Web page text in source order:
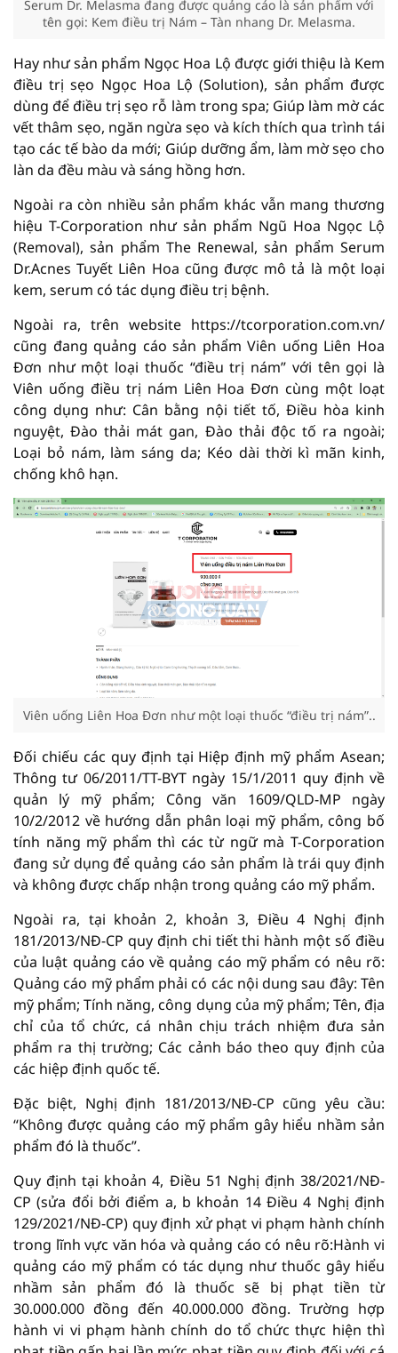
Serum Dr. Melasma đang được quảng cáo là sản phẩm với
tên gọi: Kem điều trị Nám – Tàn nhang Dr. Melasma.
Hay như sản phẩm Ngọc Hoa Lộ được giới thiệu là Kem
điều trị sẹo Ngọc Hoa Lộ (Solution), sản phẩm được
dùng để điều trị sẹo rỗ làm trong spa; Giúp làm mờ các
vết thâm sẹo, ngăn ngừa sẹo và kích thích qua trình tái
tạo các tế bào da mới; Giúp dưỡng ẩm, làm mờ sẹo cho
làn da đều màu và sáng hồng hơn.
Ngoài ra còn nhiều sản phẩm khác vẫn mang thương
hiệu T-Corporation như sản phẩm Ngũ Hoa Ngọc Lộ
(Removal), sản phẩm The Renewal, sản phẩm Serum
Dr.Acnes Tuyết Liên Hoa cũng được mô tả là một loại
kem, serum có tác dụng điều trị bệnh.
Ngoài ra, trên website https://tcorporation.com.vn/
cũng đang quảng cáo sản phẩm Viên uống Liên Hoa
Đơn như một loại thuốc “điều trị nám” với tên gọi là
Viên uống điều trị nám Liên Hoa Đơn cùng một loạt
công dụng như: Cân bằng nội tiết tố, Điều hòa kinh
nguyệt, Đào thải mát gan, Đào thải độc tố ra ngoài;
Loại bỏ nám, làm sáng da; Kéo dài thời kì mãn kinh,
chống khô hạn.
Viên uống Liên Hoa Đơn như một loại thuốc “điều trị nám”..
Đối chiếu các quy định tại Hiệp định mỹ phẩm Asean;
Thông tư 06/2011/TT-BYT ngày 15/1/2011 quy định về
quản lý mỹ phẩm; Công văn 1609/QLD-MP ngày
10/2/2012 về hướng dẫn phân loại mỹ phẩm, công bố
tính năng mỹ phẩm thì các từ ngữ mà T-Corporation
đang sử dụng để quảng cáo sản phẩm là trái quy định
và không được chấp nhận trong quảng cáo mỹ phẩm.
Ngoài ra, tại khoản 2, khoản 3, Điều 4 Nghị định
181/2013/NĐ-CP quy định chi tiết thi hành một số điều
của luật quảng cáo về quảng cáo mỹ phẩm có nêu rõ:
Quảng cáo mỹ phẩm phải có các nội dung sau đây: Tên
mỹ phẩm; Tính năng, công dụng của mỹ phẩm; Tên, địa
chỉ của tổ chức, cá nhân chịu trách nhiệm đưa sản
phẩm ra thị trường; Các cảnh báo theo quy định của
các hiệp định quốc tế.
Đặc biệt, Nghị định 181/2013/NĐ-CP cũng yêu cầu:
“Không được quảng cáo mỹ phẩm gây hiểu nhầm sản
phẩm đó là thuốc”.
Quy định tại khoản 4, Điều 51 Nghị định 38/2021/NĐ-
CP (sửa đổi bởi điểm a, b khoản 14 Điều 4 Nghị định
129/2021/NĐ-CP) quy định xử phạt vi phạm hành chính
trong lĩnh vực văn hóa và quảng cáo có nêu rõ:Hành vi
quảng cáo mỹ phẩm có tác dụng như thuốc gây hiểu
nhầm sản phẩm đó là thuốc sẽ bị phạt tiền từ
30.000.000 đồng đến 40.000.000 đồng. Trường hợp
hành vi vi phạm hành chính do tổ chức thực hiện thì